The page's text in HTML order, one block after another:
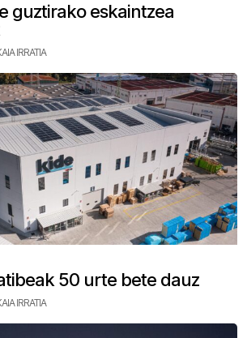
guztirako eskaintzea
IRRATIA
50 urte bete dauz
IRRATIA